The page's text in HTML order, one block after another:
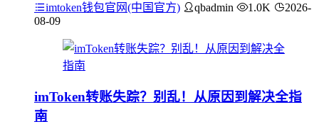
imtoken钱包官网(中国官方) qbadmin 1.0K
2026-
08-09
imToken转账失踪？别乱！从原因到解决全指
南